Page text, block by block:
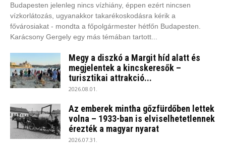
Budapesten jelenleg nincs vízhiány, éppen ezért nincsen
vízkorlátozás, ugyanakkor takarékoskodásra kérik a
fővárosiakat - mondta a főpolgármester hétfőn Budapesten.
Karácsony Gergely egy más témában tartott...
Megy a diszkó a Margit híd alatt és
megjelentek a kincskeresők –
turisztikai attrakció...
2026.08.01.
Az emberek mintha gőzfürdőben lettek
volna – 1933-ban is elviselhetetlennek
érezték a magyar nyarat
2026.07.31.